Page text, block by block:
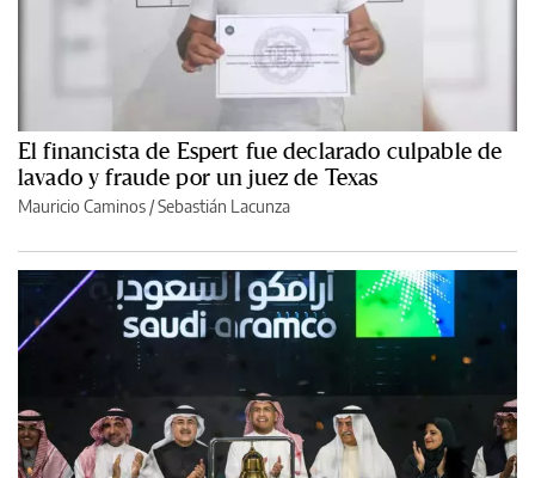
El financista de Espert fue declarado culpable de
lavado y fraude por un juez de Texas
Mauricio Caminos /Sebastián Lacunza